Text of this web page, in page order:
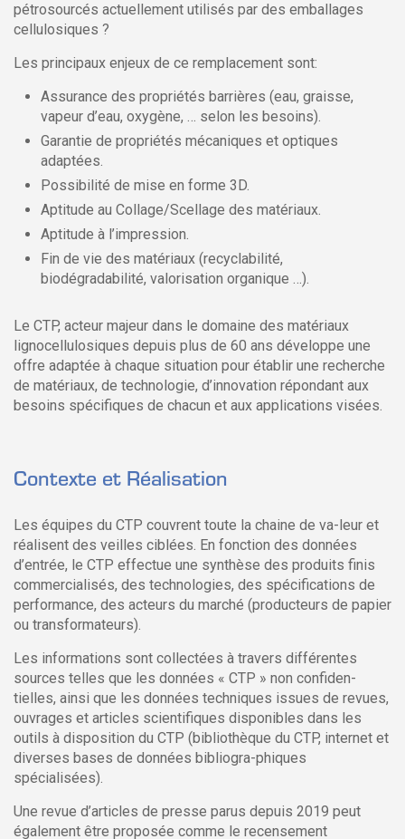
pétrosourcés actuellement utilisés par des emballages
cellulosiques ?
Les principaux enjeux de ce remplacement sont:
Assurance des propriétés barrières (eau, graisse,
vapeur d’eau, oxygène, … selon les besoins).
Garantie de propriétés mécaniques et optiques
adaptées.
Possibilité de mise en forme 3D.
Aptitude au Collage/Scellage des matériaux.
Aptitude à l’impression.
Fin de vie des matériaux (recyclabilité,
biodégradabilité, valorisation organique …).
Le CTP, acteur majeur dans le domaine des matériaux
lignocellulosiques depuis plus de 60 ans développe une
offre adaptée à chaque situation pour établir une recherche
de matériaux, de technologie, d’innovation répondant aux
besoins spécifiques de chacun et aux applications visées.
Contexte et Réalisation
Les équipes du CTP couvrent toute la chaine de va-leur et
réalisent des veilles ciblées. En fonction des données
d’entrée, le CTP effectue une synthèse des produits finis
commercialisés, des technologies, des spécifications de
performance, des acteurs du marché (producteurs de papier
ou transformateurs).
Les informations sont collectées à travers différentes
sources telles que les données « CTP » non confiden-
tielles, ainsi que les données techniques issues de revues,
ouvrages et articles scientifiques disponibles dans les
outils à disposition du CTP (bibliothèque du CTP, internet et
diverses bases de données bibliogra-phiques
spécialisées).
Une revue d’articles de presse parus depuis 2019 peut
également être proposée comme le recensement